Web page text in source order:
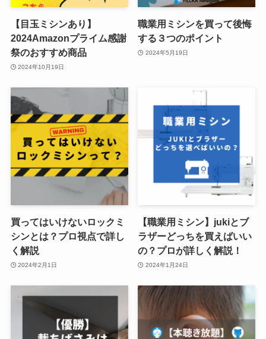
【目玉ミシンあり】
2024Amazonプライム感謝
祭のおすすめ商品
2024年10月19日
職業用ミシンを買って後悔
する３つのポイント
2024年5月19日
買ってはいけないロックミ
シンとは？プロ視点で詳し
く解説
2024年2月1日
【職業用ミシン】jukiとブ
ラザーどっちを買えばいい
の？プロが詳しく解説！
2024年1月24日